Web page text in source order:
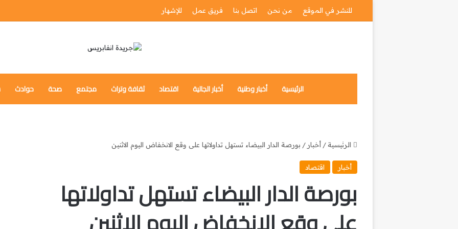
للنشر في الموقع من نحن اتصل بنا فريق عمل للإشهار
الرئيسية أخبار وطنية أخبار الجالية اقتصاد ثقافة وتراث مجتمع صحة حوادث
الرئيسية/ أخبار / بورصة الدار البيضاء تستهل تداولاتها على وقع الانخفاض اليوم الاثنين
أخبار اقتصاد
بورصة الدار البيضاء تستهل تداولاتها